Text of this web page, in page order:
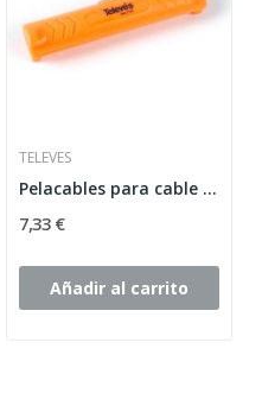
TELEVES
Pelacables para cable coaxial
7,33 €
Añadir al carrito